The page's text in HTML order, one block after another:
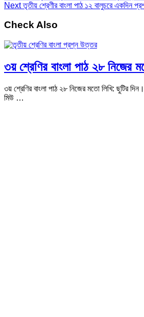
Nextতৃতীয় শ্রেণীর বাংলা পাঠ ১২ বালুচরে একদিন
Check Also
৩য় শ্রেণির বাংলা পাঠ ২৮ নিজের
৩য় শ্রেণির বাংলা পাঠ ২৮ নিজের মতো লিখি: ছুটির
মিউ …